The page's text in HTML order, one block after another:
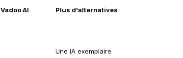
AI Plus d'alternatives
Une IA exemplaire